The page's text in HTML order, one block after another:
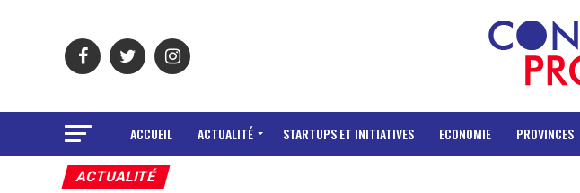
ACCUEIL ACTUALITÉ STARTUPS ET INITIATIVES ECONOMIE PROVINCES
ACTUALITÉ